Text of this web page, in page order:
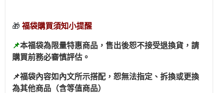
🎁 福袋購買須知小提醒
📌本福袋為限量特惠商品，售出後恕不接受退換貨，請
購買前務必審慎評估。
📌福袋內容如內文所示搭配，恕無法指定、拆換或更換
為其他商品（含等值商品）